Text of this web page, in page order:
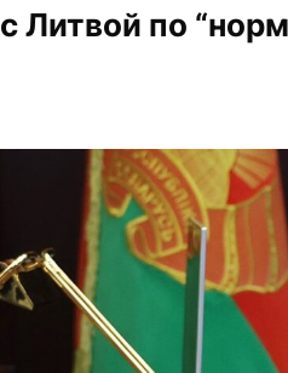
Литвой по